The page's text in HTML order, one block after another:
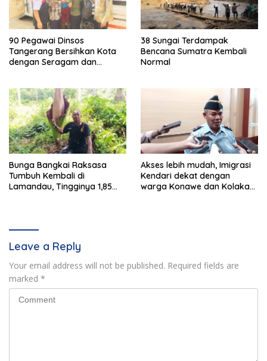
90 Pegawai Dinsos
Tangerang Bersihkan Kota
dengan Seragam dan
38 Sungai Terdampak
Bencana Sumatra Kembali
Normal
Bunga Bangkai Raksasa
Tumbuh Kembali di
Lamandau, Tingginya 1,85
Akses lebih mudah, Imigrasi
Kendari dekat dengan
warga Konawe dan Kolaka
Leave a Reply
Your email address will not be published. Required fields are
marked *